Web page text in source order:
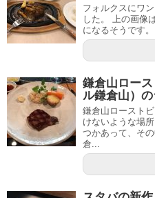
フォルクスにワ
した。 上の画像
になるそうです。
鎌倉山ロー
ル鎌倉山）
鎌倉山ロースト
けないような場
つかあって、そ
倉...